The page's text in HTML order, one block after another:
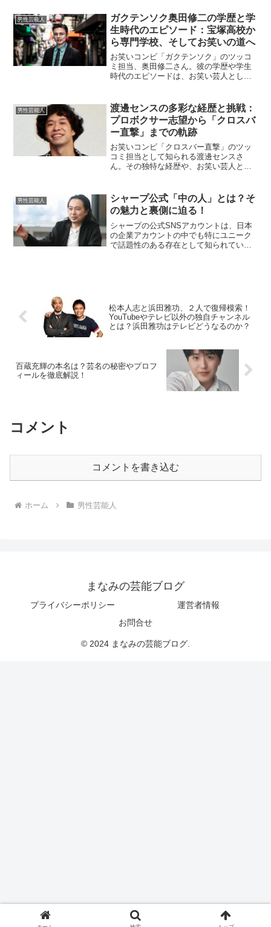
は、ユウタの本名、プロフィール、そし
て予想される年収...
男性芸能人
ガクテンソク奥田修二の学歴と学
生時代のエピソード：宝塚高校か
ら専門学校、そしてお笑いの道へ
お笑いコンビ「ガクテンソク」のツッコ
ミ担当、奥田修二さん。彼の学歴や学生
時代のエピソードは、お笑い芸人として
ついて詳しくご紹介します。奥田修二さ
んの出身中学校は？奥田修...
男性芸能人
渡邊センスの多彩な経歴と挑戦：
プロボクサー志望から「クロスバ
ー直撃」までの軌跡
お笑いコンビ「クロスバー直撃」のツッ
コミ担当として知られる渡邊センスさ
ん。その独特な経歴や、お笑い芸人とし
は、渡邊センスさんの出身地、学歴、過
去の夢から現在の活動に至るま...
男性芸能人
シャープ公式「中の人」とは？そ
の魅力と裏側に迫る！
シャープの公式SNSアカウントは、日本
の企業アカウントの中でも特にユニーク
で話題性のある存在として知られていま
松本人志と浜田雅功、２人で復帰模索！
YouTubeやテレビ以外の独自チャンネル
とは？浜田雅功はテレビどうなるのか？
百蔵充輝の本名は？芸名の秘密やプロフ
ィールを徹底解説！
コメント
コメントを書き込む
ホーム 男性芸能人
まなみの芸能ブログ
プライバシーポリシー
運営者情報
お問合せ
© 2024 まなみの芸能ブログ.